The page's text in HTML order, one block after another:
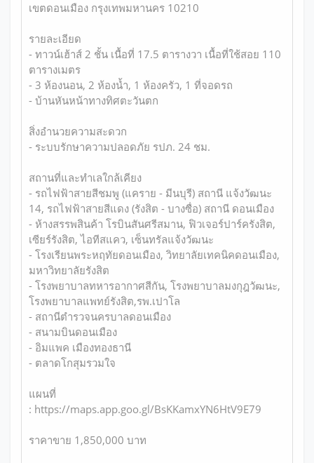
เขตดอนเมือง กรุงเทพมหานคร 10210
รายละเอียด
- ทาวน์เฮ้าส์ 2 ชั้น เนื้อที่ 17.5 ตารางวา เนื้อที่ใช้สอย 110
ตารางเมตร
- 3 ห้องนอน, 2 ห้องน้ำ, 1 ห้องครัว, 1 ที่จอดรถ
- บ้านหันหน้าทางทิศตะวันตก
สิ่งอำนวยความสะดวก
- ระบบรักษาความปลอดภัย รปภ. 24 ชม.
สถานที่และทำเลใกล้เคียง
- รถไฟฟ้าสายสีชมพู (แคราย - มีนบุรี) สถานี แจ้งวัฒนะ
14, รถไฟฟ้าสายสีแดง (รังสิต - บางซื่อ) สถานี ดอนเมือง
- ห้างสรรพสินค้า โรบินสันศรีสมาน, ฟิวเจอร์ปาร์ครังสิต,
เซียร์รังสิต, ไอทีสแคว, เซ็นทรัลแจ้งวัฒนะ
- โรงเรียนพระหฤทัยดอนเมือง, วิทยาลัยเทคนิคดอนเมือง,
มหาวิทยาลัยรังสิต
- โรงพยาบาลทหารอากาศสีกัน, โรงพยาบาลมงกุฎวัฒนะ,
โรงพยาบาลแพทย์รังสิต,รพ.เปาโล
- สถานีตำรวจนครบาลดอนเมือง
- สนามบินดอนเมือง
- อิมแพค เมืองทองธานี
- ตลาดโกสุมรวมใจ
แผนที่
: https://maps.app.goo.gl/BsKKamxYN6HtV9E79
ราคาขาย 1,850,000 บาท